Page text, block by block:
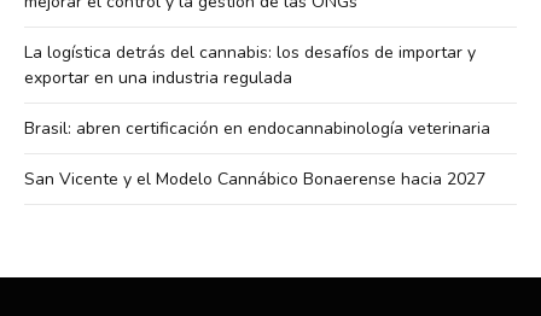
La logística detrás del cannabis: los desafíos de importar y
exportar en una industria regulada
Brasil: abren certificación en endocannabinología veterinaria
San Vicente y el Modelo Cannábico Bonaerense hacia 2027